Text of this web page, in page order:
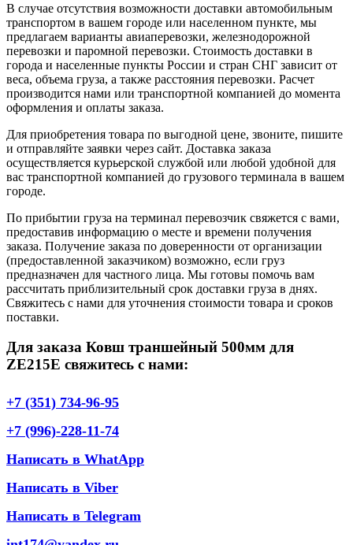
В случае отсутствия возможности доставки автомобильным
транспортом в вашем городе или населенном пункте, мы
предлагаем варианты авиаперевозки, железнодорожной
перевозки и паромной перевозки. Стоимость доставки в
города и населенные пункты России и стран СНГ зависит от
веса, объема груза, а также расстояния перевозки. Расчет
производится нами или транспортной компанией до момента
оформления и оплаты заказа.
Для приобретения товара по выгодной цене, звоните, пишите
и отправляйте заявки через сайт. Доставка заказа
осуществляется курьерской службой или любой удобной для
вас транспортной компанией до грузового терминала в вашем
городе.
По прибытии груза на терминал перевозчик свяжется с вами,
предоставив информацию о месте и времени получения
заказа. Получение заказа по доверенности от организации
(предоставленной заказчиком) возможно, если груз
предназначен для частного лица. Мы готовы помочь вам
рассчитать приблизительный срок доставки груза в днях.
Свяжитесь с нами для уточнения стоимости товара и сроков
поставки.
Для заказа Ковш траншейный 500мм для
ZE215E свяжитесь с нами:
+7 (351) 734-96-95
+7 (996)-228-11-74
Написать в WhatApp
Написать в Viber
Написать в Telegram